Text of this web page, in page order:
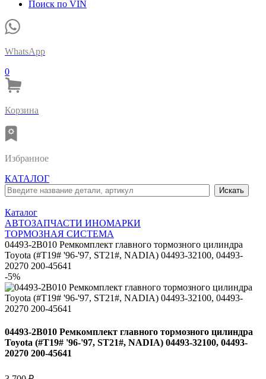
Поиск по VIN
WhatsApp
0
Корзина
Избранное
КАТАЛОГ
Каталог
АВТОЗАПЧАСТИ ИНОМАРКИ
ТОРМОЗНАЯ СИСТЕМА
04493-2B010 Ремкомплект главного тормозного цилиндра
Toyota (#T19# '96-'97, ST21#, NADIA) 04493-32100, 04493-
20270 200-45641
-5%
04493-2B010 Ремкомплект главного тормозного цилиндра
Toyota (#T19# '96-'97, ST21#, NADIA) 04493-32100, 04493-
20270 200-45641